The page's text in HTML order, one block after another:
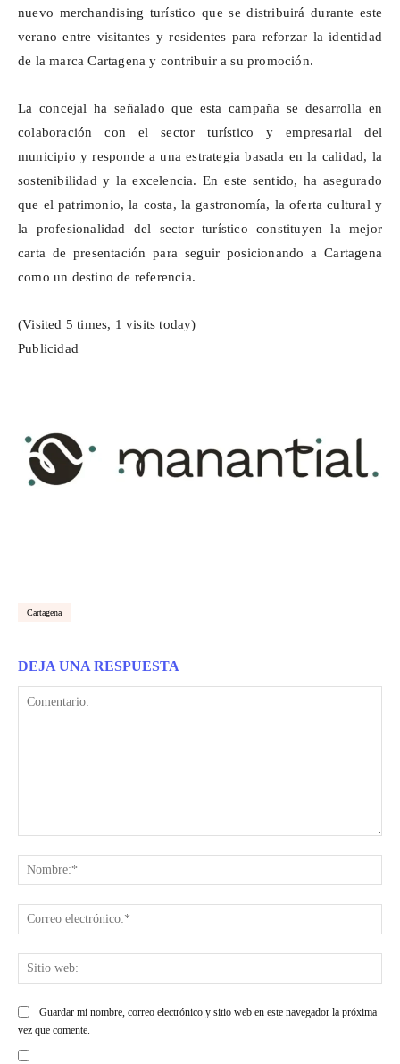
nuevo merchandising turístico que se distribuirá durante este
verano entre visitantes y residentes para reforzar la identidad
de la marca Cartagena y contribuir a su promoción.
La concejal ha señalado que esta campaña se desarrolla en
colaboración con el sector turístico y empresarial del
municipio y responde a una estrategia basada en la calidad, la
sostenibilidad y la excelencia. En este sentido, ha asegurado
que el patrimonio, la costa, la gastronomía, la oferta cultural y
la profesionalidad del sector turístico constituyen la mejor
carta de presentación para seguir posicionando a Cartagena
como un destino de referencia.
(Visited 5 times, 1 visits today)
Publicidad
Cartagena
DEJA UNA RESPUESTA
Guardar mi nombre, correo electrónico y sitio web en este navegador la próxima
vez que comente.